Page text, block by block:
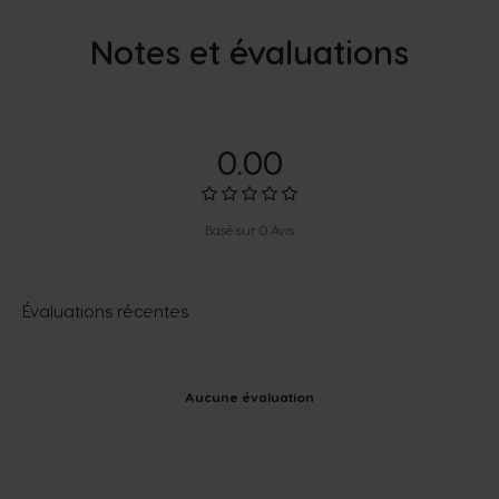
Notes et évaluations
0.00
Basé sur 0 Avis
Évaluations récentes
Aucune évaluation